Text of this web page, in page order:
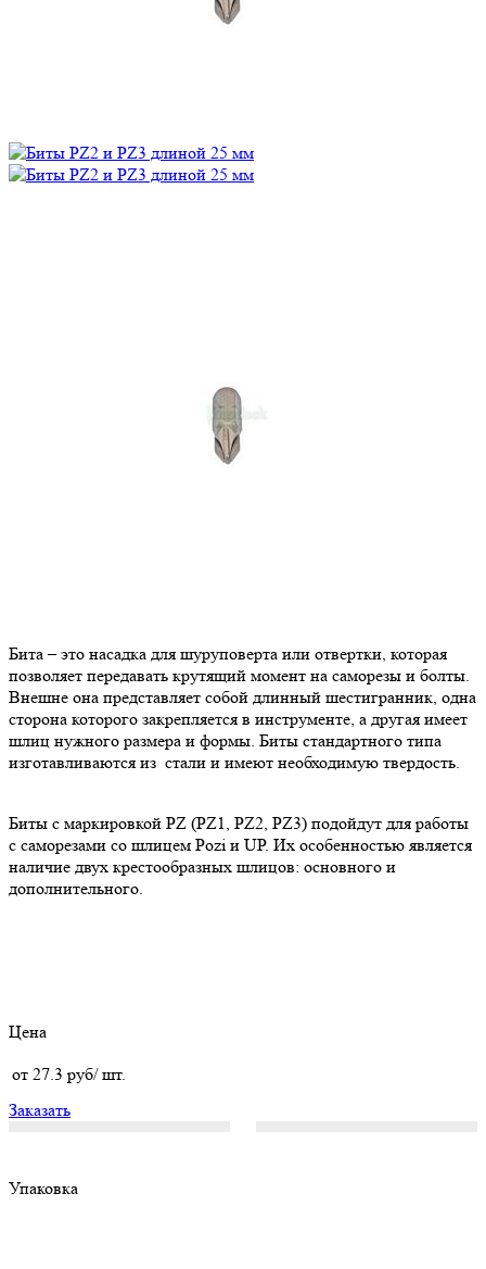
Бита – это насадка для шуруповерта или отвертки, которая
позволяет передавать крутящий момент на саморезы и болты.
Внешне она представляет собой длинный шестигранник, одна
сторона которого закрепляется в инструменте, а другая имеет
шлиц нужного размера и формы. Биты стандартного типа
изготавливаются из стали и имеют необходимую твердость.
Биты с маркировкой PZ (PZ1, PZ2, PZ3) подойдут для работы
с саморезами со шлицем Pozi и UP. Их особенностью является
наличие двух крестообразных шлицов: основного и
дополнительного.
Цена
от 27.3 руб/ шт.
Заказать
Упаковка